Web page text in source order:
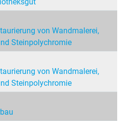
von Wandmalerei,
Steinpolychromie
von Wandmalerei,
Steinpolychromie